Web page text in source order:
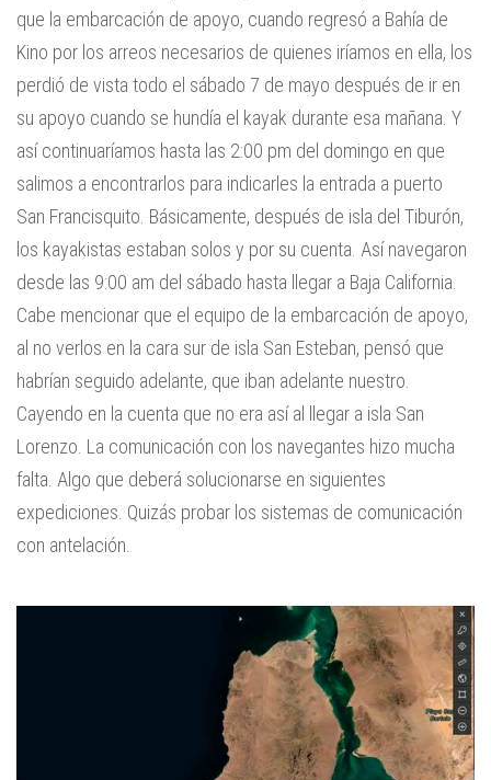
que la embarcación de apoyo, cuando regresó a Bahía de
Kino por los arreos necesarios de quienes iríamos en ella, los
perdió de vista todo el sábado 7 de mayo después de ir en
su apoyo cuando se hundía el kayak durante esa mañana. Y
así continuaríamos hasta las 2:00 pm del domingo en que
salimos a encontrarlos para indicarles la entrada a puerto
San Francisquito. Básicamente, después de isla del Tiburón,
los kayakistas estaban solos y por su cuenta. Así navegaron
desde las 9:00 am del sábado hasta llegar a Baja California.
Cabe mencionar que el equipo de la embarcación de apoyo,
al no verlos en la cara sur de isla San Esteban, pensó que
habrían seguido adelante, que iban adelante nuestro.
Cayendo en la cuenta que no era así al llegar a isla San
Lorenzo. La comunicación con los navegantes hizo mucha
falta. Algo que deberá solucionarse en siguientes
expediciones. Quizás probar los sistemas de comunicación
con antelación.